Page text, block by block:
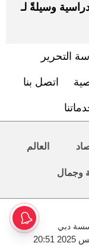
وسيلةً لـ
التحرير
اتصل بنا
العالم
وجمال